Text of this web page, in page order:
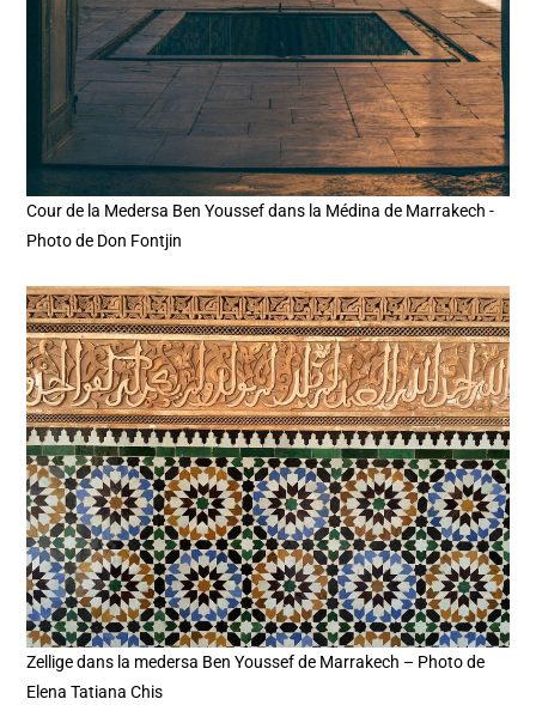
Cour de la Medersa Ben Youssef dans la Médina de Marrakech -
Photo de Don Fontjin
Zellige dans la medersa Ben Youssef de Marrakech – Photo de
Elena Tatiana Chis